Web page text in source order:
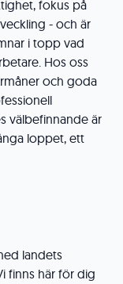
fokus på
- och är
i topp vad
Hos oss
och goda
välbefinnande är
loppet, ett
landets
finns här för dig